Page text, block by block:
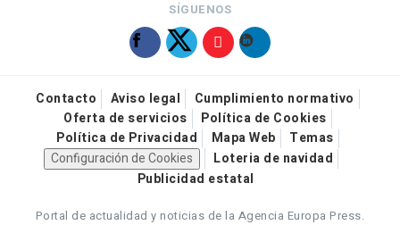
SÍGUENOS
Contacto Aviso legal
Cumplimiento normativo
Oferta de servicios
Política de Cookies
Política de Privacidad
Mapa Web
Temas
Configuración de Cookies
Loteria de navidad
Publicidad estatal
Portal de actualidad y noticias de la Agencia Europa Press.